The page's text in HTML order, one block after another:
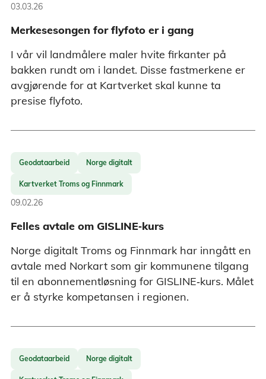
03.03.26
Merkesesongen for flyfoto er i gang
I vår vil landmålere maler hvite firkanter på
bakken rundt om i landet. Disse fastmerkene er
avgjørende for at Kartverket skal kunne ta
presise flyfoto.
Geodataarbeid Norge digitalt
Kartverket Troms og Finnmark
09.02.26
Felles avtale om GISLINE‑kurs
Norge digitalt Troms og Finnmark har inngått en
avtale med Norkart som gir kommunene tilgang
til en abonnementløsning for GISLINE‑kurs. Målet
er å styrke kompetansen i regionen.
Geodataarbeid Norge digitalt